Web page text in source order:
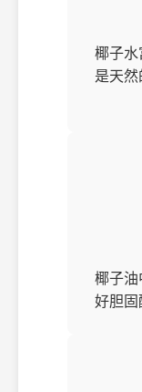
椰子水
是天
椰子
好胆固